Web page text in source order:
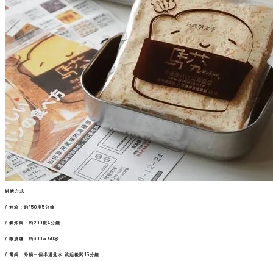
烘烤方式
/ 烤箱：約150度5分鐘
/ 氣炸鍋：約200度4分鐘
/ 微波爐：約600w 50秒
/ 電鍋：外鍋ㄧ個半湯匙水 跳起後悶15分鐘